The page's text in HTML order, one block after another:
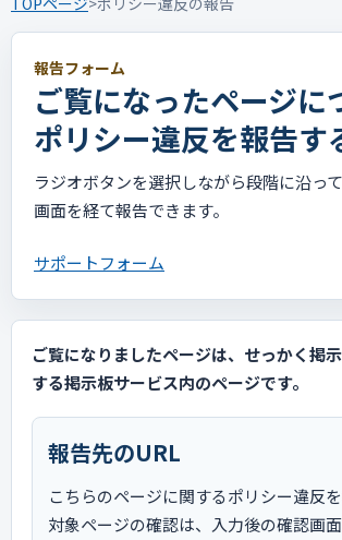
報告フォーム
ご覧になったページに
ポリシー違反を報告す
ラジオボタンを選択しながら段階に沿っ
画面を経て報告できます。
サポートフォーム
ご覧になりましたページは、せっかく掲
する掲示板サービス内のページです。
報告先のURL
こちらのページに関するポリシー違反を
対象ページの確認は、入力後の確認画